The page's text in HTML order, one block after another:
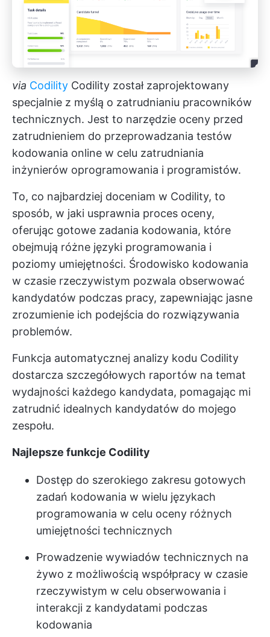
via Codility Codility został zaprojektowany
specjalnie z myślą o zatrudnianiu pracowników
technicznych. Jest to narzędzie oceny przed
zatrudnieniem do przeprowadzania testów
kodowania online w celu zatrudniania
inżynierów oprogramowania i programistów.
To, co najbardziej doceniam w Codility, to
sposób, w jaki usprawnia proces oceny,
oferując gotowe zadania kodowania, które
obejmują różne języki programowania i
poziomy umiejętności. Środowisko kodowania
w czasie rzeczywistym pozwala obserwować
kandydatów podczas pracy, zapewniając jasne
zrozumienie ich podejścia do rozwiązywania
problemów.
Funkcja automatycznej analizy kodu Codility
dostarcza szczegółowych raportów na temat
wydajności każdego kandydata, pomagając mi
zatrudnić idealnych kandydatów do mojego
zespołu.
Najlepsze funkcje Codility
Dostęp do szerokiego zakresu gotowych
zadań kodowania w wielu językach
programowania w celu oceny różnych
umiejętności technicznych
Prowadzenie wywiadów technicznych na
żywo z możliwością współpracy w czasie
rzeczywistym w celu obserwowania i
interakcji z kandydatami podczas
kodowania